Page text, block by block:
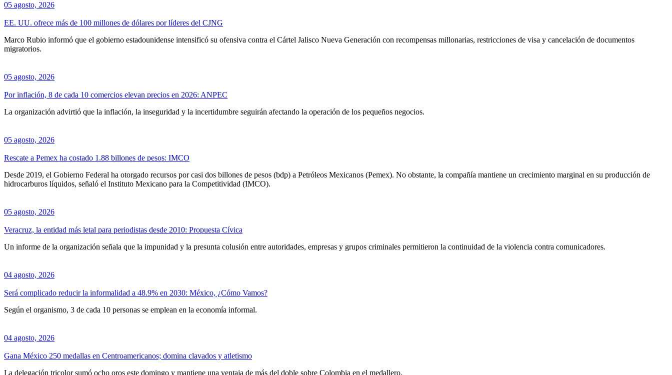
05 agosto, 2026
EE. UU. ofrece más de 100 millones de dólares por líderes del CJNG
Marco Rubio informó que el gobierno estadounidense intensificó su ofensiva contra el Cártel Jalisco Nueva Generación con recompensas millonarias, restricciones de visa y cancelación de documentos
migratorios.
05 agosto, 2026
Por inflación, 8 de cada 10 comercios elevan precios en 2026: ANPEC
La organización advirtió que la inflación, la inseguridad y la incertidumbre seguirán afectando la operación de los pequeños negocios.
05 agosto, 2026
Rescate a Pemex ha costado 1.88 billones de pesos: IMCO
Desde 2019, el Gobierno Federal ha otorgado recursos por casi dos billones de pesos (bdp) a Petróleos Mexicanos (Pemex). No obstante, la compañía mantiene un crecimiento marginal en su producción de
hidrocarburos líquidos, señaló el Instituto Mexicano para la Competitividad (IMCO).
05 agosto, 2026
Veracruz, la entidad más letal para periodistas desde 2010: Propuesta Cívica
Un informe de la organización señala que la impunidad y la presunta colusión entre autoridades, empresas y grupos criminales permitieron la continuidad de la violencia contra comunicadores.
04 agosto, 2026
Será complicado reducir la informalidad a 48.9% en 2030: México, ¿Cómo Vamos?
Según el organismo, 3 de cada 10 personas se emplean en la economía informal.
04 agosto, 2026
Gana México 250 medallas en Centroamericanos; domina clavados y atletismo
La delegación tricolor sumó ocho oros este domingo y mantiene una ventaja de más del doble sobre Colombia en el medallero.